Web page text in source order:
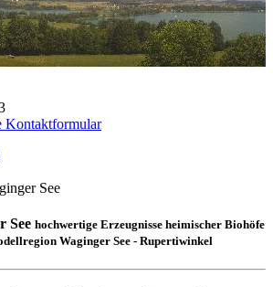
Kontaktformular
See
See hochwertige Erzeugnisse heimischer Biohöfe
Waginger See - Rupertiwinkel